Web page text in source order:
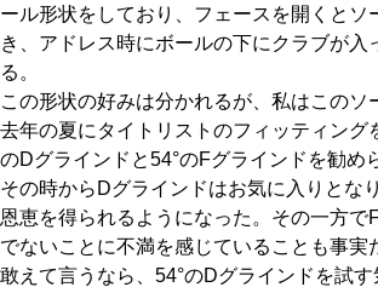
ール形状をしており、フェースを開くとソ
き、アドレス時にボールの下にクラブが入
る。
この形状の好みは分かれるが、私はこのソ
去年の夏にタイトリストのフィッティング
のDグラインドと54°のFグラインドを勧め
その時からDグラインドはお気に入りとな
恩恵を得られるようになった。その一方で
でないことに不満を感じていることも事実
敢えて言うなら、54°のDグラインドを試